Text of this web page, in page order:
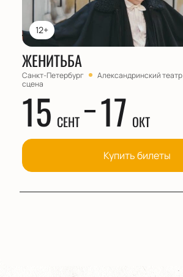
12+
ЖЕНИТЬБА
Санкт-Петербург Александринский театр
сцена
15 СЕНТ 17 ОКТ
Купить билеты